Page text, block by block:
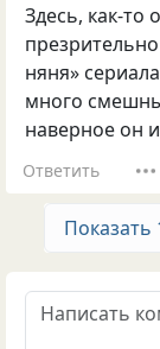
Здесь, как-то
няня»
много
наверное он
Ответить
Показать